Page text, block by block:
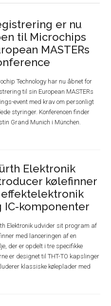
er nu
til Microchips
MASTERs
Technology har nu åbnet for
til sin European MASTERs
event med krav om personligt
styringer. Konferencen finder
Grand Munich i München.
Elektronik
kølefinner
IC-komponenter
Elektronik udvider sit program af
med lanceringen af en
der er opdelt i tre specifikke
er designet til THT-TO kapslinger
klassiske køleplader med